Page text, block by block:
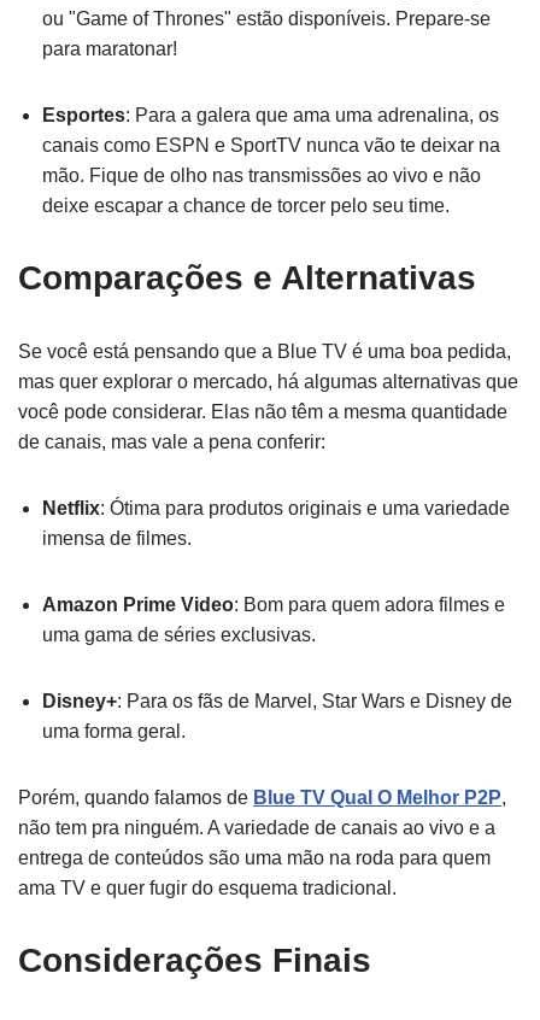
ou "Game of Thrones" estão disponíveis. Prepare-se
para maratonar!
Esportes: Para a galera que ama uma adrenalina, os
canais como ESPN e SportTV nunca vão te deixar na
mão. Fique de olho nas transmissões ao vivo e não
deixe escapar a chance de torcer pelo seu time.
Comparações e Alternativas
Se você está pensando que a Blue TV é uma boa pedida,
mas quer explorar o mercado, há algumas alternativas que
você pode considerar. Elas não têm a mesma quantidade
de canais, mas vale a pena conferir:
Netflix: Ótima para produtos originais e uma variedade
imensa de filmes.
Amazon Prime Video: Bom para quem adora filmes e
uma gama de séries exclusivas.
Disney+: Para os fãs de Marvel, Star Wars e Disney de
uma forma geral.
Porém, quando falamos de Blue TV Qual O Melhor P2P,
não tem pra ninguém. A variedade de canais ao vivo e a
entrega de conteúdos são uma mão na roda para quem
ama TV e quer fugir do esquema tradicional.
Considerações Finais